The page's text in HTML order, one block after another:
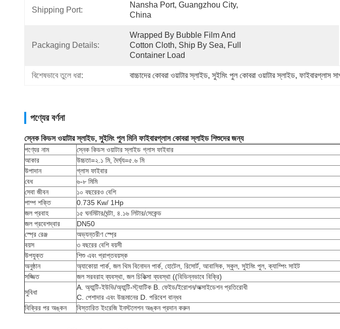
Shipping Port:
Nansha Port, Guangzhou City,
China
Packaging Details:
Wrapped By Bubble Film And
Cotton Cloth, Ship By Sea, Full
Container Load
বিশেষভাবে তুলে ধরা: বাচ্চাদের কোবরা ওয়াটার স্লাইড, সুইমিং পুল কোবরা ওয়াটার স্লাইড, ফাইবারগ্লাস
পণ্যের বর্ণনা
স্নেক কিডস ওয়াটার স্লাইড, সুইমিং পুল মিনি ফাইবারগ্লাস কোবরা স্লাইড শিশুদের জন্য
পণ্যের নাম
স্নেক কিডস ওয়াটার স্লাইড গ্লাস ফাইবার
আকার
উচ্চতা=২.১ মি, দৈর্ঘ্য=৫.৬ মি
উপাদান
গ্লাস ফাইবার
বেধ
৬-৮ মিমি
সেবা জীবন
১০ বছরেরও বেশি
পাম্প শক্তি
0.735 Kw/ 1Hp
জল প্রবাহ
১৫ ঘনমিটার/ঘন্টা, ৪.১৬ লিটার/সেকেন্ড
জল প্রবেশদ্বার
DN50
স্প্রে রেঞ্জ
অভ্যন্তরীণ স্প্রে
বয়স
৩ বছরের বেশি বয়সী
উপযুক্ত
শিশু এবং প্রাপ্তবয়স্ক
অনুষ্ঠান
অ্যাকোয়া পার্ক, জল থিম বিনোদন পার্ক, হোটেল, রিসোর্ট, আবাসিক, স্কুল, সুইমিং পুল, ক্যাম্পিং সাইট
সজ্জিত
জল সরবরাহ ব্যবস্থা, জল চিকিত্সা ব্যবস্থা ((বিভিন্নভাবে বিক্রি)
সুবিধা
A. অ্যান্টি-ইউভি/অ্যান্টি-স্ট্যাটিক B. ফেইড/ইরোশন/অক্সাইডেশন প্রতিরোধী
C. পেশাদার এবং উচ্চমানের D. পরিবেশ বান্ধব
বিক্রির পর অঙ্কন
বিস্তারিত ইংরেজি ইনস্টলেশন অঙ্কন প্রদান করুন